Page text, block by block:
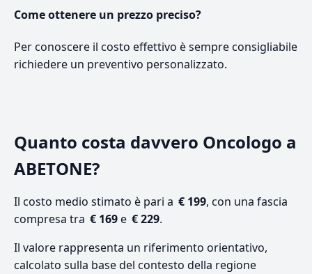
Come ottenere un prezzo preciso?
Per conoscere il costo effettivo è sempre consigliabile
richiedere un preventivo personalizzato.
Quanto costa davvero Oncologo a
ABETONE?
Il costo medio stimato è pari a € 199, con una fascia
compresa tra € 169e € 229.
Il valore rappresenta un riferimento orientativo,
calcolato sulla base del contesto della regione